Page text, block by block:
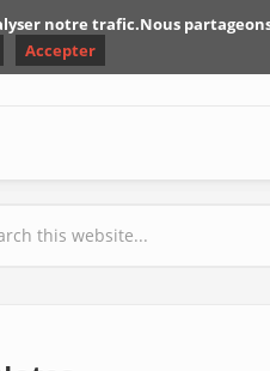
form
notre trafic.Nous
Accepter